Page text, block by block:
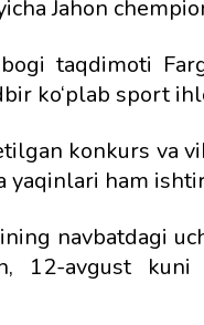
Jahon
taqdimoti
ko‘plab sport
konkurs va
yaqinlari ham
navbatdagi
12-avgust